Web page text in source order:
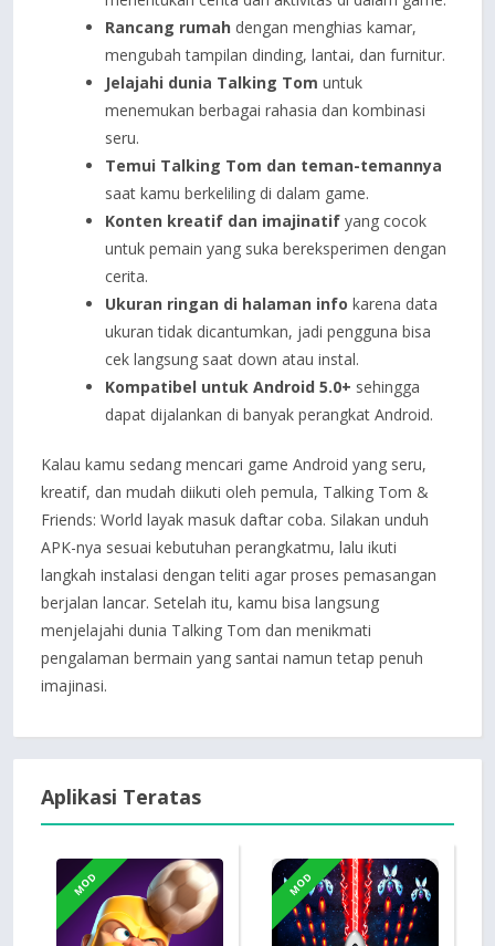
Rancang rumah dengan menghias kamar,
mengubah tampilan dinding, lantai, dan furnitur.
Jelajahi dunia Talking Tom untuk
menemukan berbagai rahasia dan kombinasi
seru.
Temui Talking Tom dan teman-temannya
saat kamu berkeliling di dalam game.
Konten kreatif dan imajinatif yang cocok
untuk pemain yang suka bereksperimen dengan
cerita.
Ukuran ringan di halaman info karena data
ukuran tidak dicantumkan, jadi pengguna bisa
cek langsung saat down atau instal.
Kompatibel untuk Android 5.0+ sehingga
dapat dijalankan di banyak perangkat Android.
Kalau kamu sedang mencari game Android yang seru,
kreatif, dan mudah diikuti oleh pemula, Talking Tom &
Friends: World layak masuk daftar coba. Silakan unduh
APK-nya sesuai kebutuhan perangkatmu, lalu ikuti
langkah instalasi dengan teliti agar proses pemasangan
berjalan lancar. Setelah itu, kamu bisa langsung
menjelajahi dunia Talking Tom dan menikmati
pengalaman bermain yang santai namun tetap penuh
imajinasi.
Aplikasi Teratas
MOD MOD